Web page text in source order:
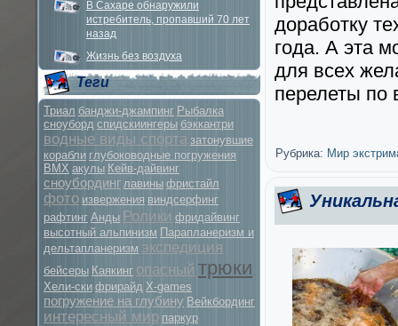
В Сахаре обнаружили
истребитель, пропавший 70 лет
назад
Жизнь без воздуха
Теги
Триал банджи-джампинг Рыбалка
сноуборд спидскиингеры бэккантри
водные виды спорта затонувшие
корабли глубоководные погружения
BMX акулы Кейв-дайвинг
сноубординг лавины фристайл
фото извержения виндсерфинг
рафтинг Анды Ролики фридайвинг
высотный альпинизм Парапланеризм и
дельтапланеризм экспедиция
бейсеры Каякинг опасный трюки
Хели-ски фрирайд X-games
погружение на глубину Вейкбординг
интересный мир паркур
доработку
года. А эта
для всех
перелеты по
Рубрика: Мир